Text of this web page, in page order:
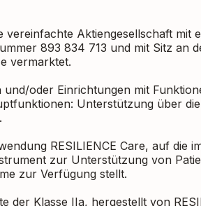
vereinfachte Aktiengesellschaft mit
893 834 713 und mit Sitz an
vermarktet.
und/oder Einrichtungen mit
Unterstützung über
RESILIENCE Care, auf die
zur Unterstützung von
zur Verfügung stellt.
der Klasse IIa, hergestellt von